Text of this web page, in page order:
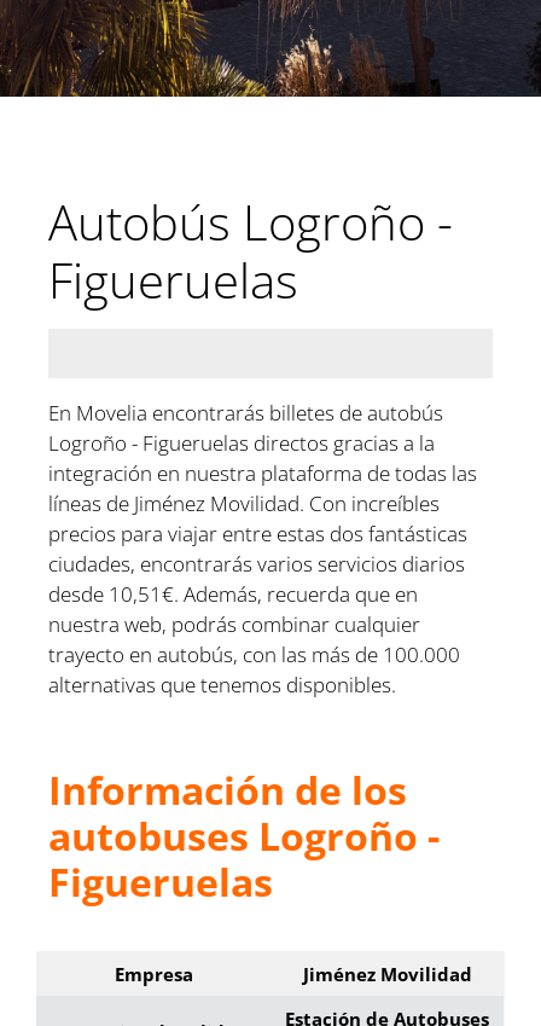
Autobús Logroño -
Figueruelas
En Movelia encontrarás billetes de autobús
Logroño - Figueruelas directos gracias a la
integración en nuestra plataforma de todas las
líneas de Jiménez Movilidad. Con increíbles
precios para viajar entre estas dos fantásticas
ciudades, encontrarás varios servicios diarios
desde 10,51€. Además, recuerda que en
nuestra web, podrás combinar cualquier
trayecto en autobús, con las más de 100.000
alternativas que tenemos disponibles.
Información de los
autobuses Logroño -
Figueruelas
Empresa Jiménez Movilidad
Estación de Autobuses